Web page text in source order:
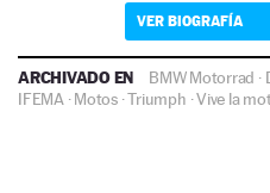
VER BIOGRAFÍA
ARCHIVADO EN BMW Motorrad ·
IFEMA ·Motos ·Triumph ·Vive la